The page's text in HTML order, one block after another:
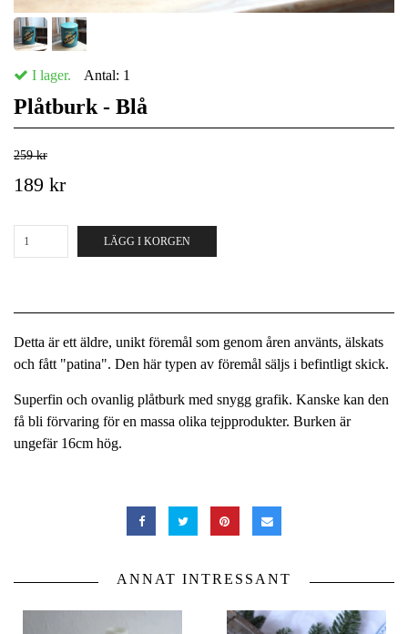
I lager. Antal: 1
Plåtburk - Blå
259 kr
189 kr
LÄGG I KORGEN
Detta är ett äldre, unikt föremål som genom åren använts, älskats
och fått "patina". Den här typen av föremål säljs i befintligt skick.
Superfin och ovanlig plåtburk med snygg grafik. Kanske kan den
få bli förvaring för en massa olika tejpprodukter. Burken är
ungefär 16cm hög.
ANNAT INTRESSANT